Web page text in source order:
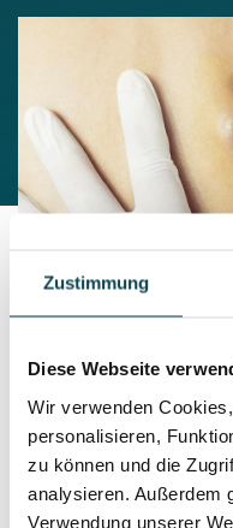
Zustimmung
Diese Webseite
Wir verwenden
personalisieren,
zu können und die
analysieren. Außerdem
Verwendung unserer
Die Operationen
Operationssaal in
Operationstag darf
gewohnten
Blutverdünner (wie z.B.
müssen nicht